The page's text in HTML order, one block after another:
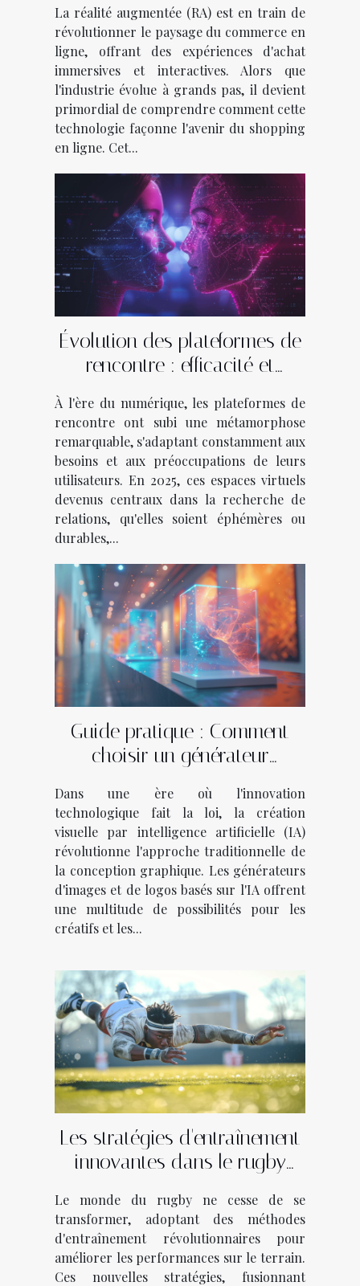
La réalité augmentée (RA) est en train de
révolutionner le paysage du commerce en
ligne, offrant des expériences d'achat
immersives et interactives. Alors que
l'industrie évolue à grands pas, il devient
primordial de comprendre comment cette
technologie façonne l'avenir du shopping
en ligne. Cet...
Évolution des plateformes de
rencontre : efficacité et
À l'ère du numérique, les plateformes de
rencontre ont subi une métamorphose
remarquable, s'adaptant constamment aux
besoins et aux préoccupations de leurs
utilisateurs. En 2025, ces espaces virtuels
devenus centraux dans la recherche de
relations, qu'elles soient éphémères ou
durables,...
Guide pratique : Comment
choisir un générateur
l'IA
Dans une ère où l'innovation
technologique fait la loi, la création
visuelle par intelligence artificielle (IA)
révolutionne l'approche traditionnelle de
la conception graphique. Les générateurs
d'images et de logos basés sur l'IA offrent
une multitude de possibilités pour les
créatifs et les...
Les stratégies d'entraînement
innovantes dans le rugby
Le monde du rugby ne cesse de se
transformer, adoptant des méthodes
d'entraînement révolutionnaires pour
améliorer les performances sur le terrain.
Ces nouvelles stratégies, fusionnant